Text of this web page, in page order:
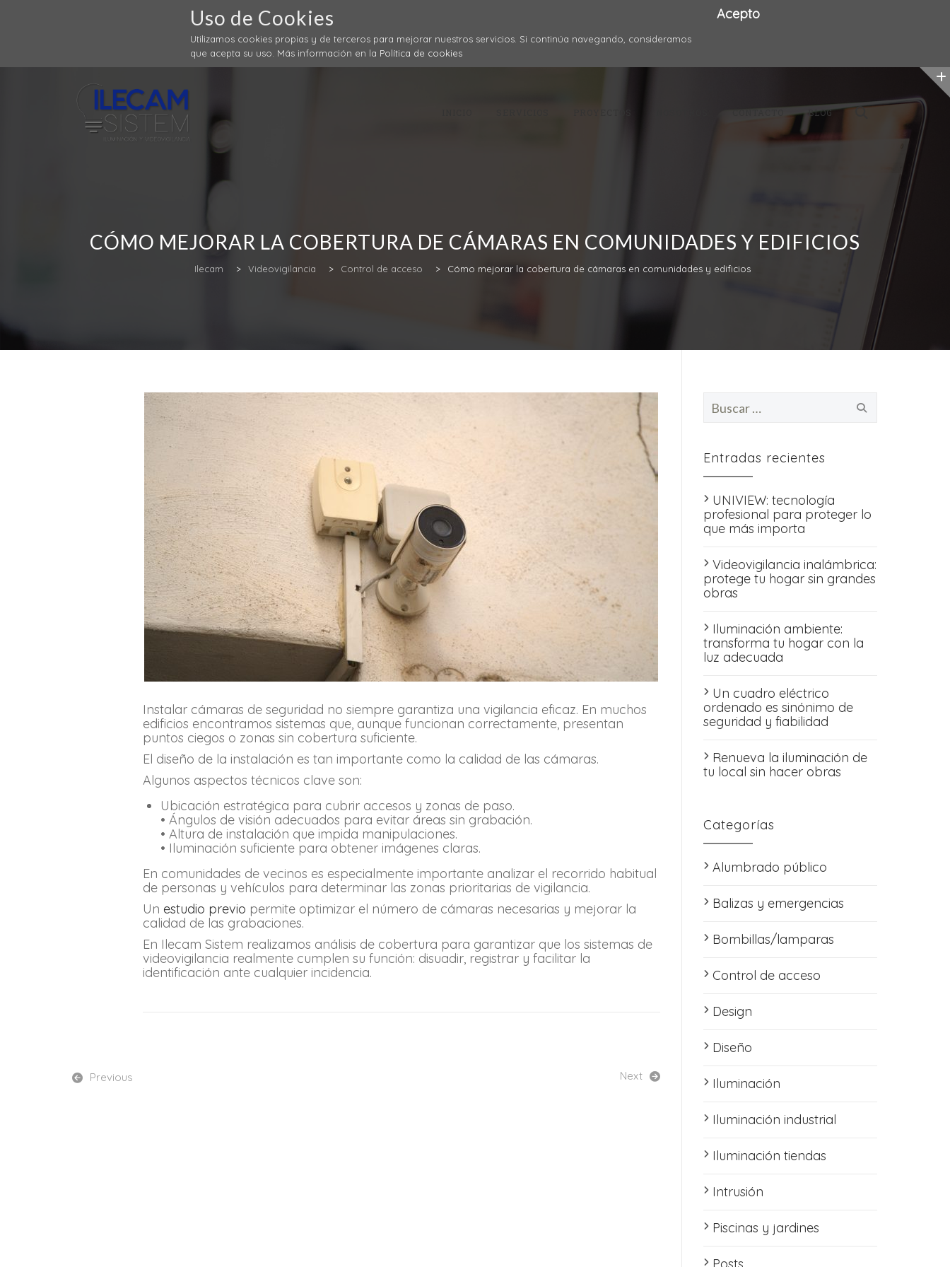
Uso de Cookies
Utilizamos cookies propias y de terceros para mejorar nuestros servicios. Si continúa navegando, consideramos
que acepta su uso. Más información en la Política de cookies
Acepto
BLOG
CÓMO MEJORAR LA COBERTURA DE CÁMARAS EN COMUNIDADES Y EDIFICIOS
Ilecam > Videovigilancia > Control de acceso > Cómo mejorar la cobertura de cámaras en comunidades y edificios
Instalar cámaras de seguridad no siempre garantiza una vigilancia eficaz. En muchos
edificios encontramos sistemas que, aunque funcionan correctamente, presentan
puntos ciegos o zonas sin cobertura suficiente.
El diseño de la instalación es tan importante como la calidad de las cámaras.
Algunos aspectos técnicos clave son:
Ubicación estratégica para cubrir accesos y zonas de paso.
• Ángulos de visión adecuados para evitar áreas sin grabación.
• Altura de instalación que impida manipulaciones.
• Iluminación suficiente para obtener imágenes claras.
En comunidades de vecinos es especialmente importante analizar el recorrido habitual
de personas y vehículos para determinar las zonas prioritarias de vigilancia.
Un estudio previo permite optimizar el número de cámaras necesarias y mejorar la
calidad de las grabaciones.
En Ilecam Sistem realizamos análisis de cobertura para garantizar que los sistemas de
videovigilancia realmente cumplen su función: disuadir, registrar y facilitar la
identificación ante cualquier incidencia.
Previous Next
Entradas recientes
UNIVIEW: tecnología
profesional para proteger lo
que más importa
Videovigilancia inalámbrica:
protege tu hogar sin grandes
obras
Iluminación ambiente:
transforma tu hogar con la
luz adecuada
Un cuadro eléctrico
ordenado es sinónimo de
seguridad y fiabilidad
Renueva la iluminación de
tu local sin hacer obras
Categorías
Alumbrado público
Balizas y emergencias
Bombillas/lamparas
Control de acceso
Design
Diseño
Iluminación
Iluminación industrial
Iluminación tiendas
Intrusión
Piscinas y jardines
Últimas entradas en nuestro Blog
UNIVIEW: tecnología profesional para